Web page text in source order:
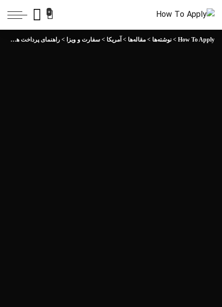
0
How To Apply
> نوشته‌ها > مقاله‌ها > آمریکا > سفارت و ویزا > راهنمای پرداخت هزینه و گرفتن وقت سفارت آمریکا